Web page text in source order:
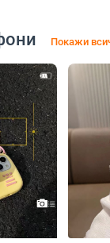
Покажи